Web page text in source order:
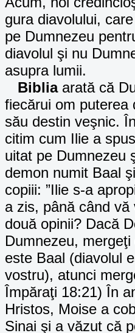
gura diavolului,
pe Dumnezeu
diavolul şi nu
asupra lumii.
Bibliaarată că
fiecărui om puterea
său destin veşnic.
citim cum Ilie a
uitat pe Dumnezeu
demon numit Baal
copiii: ”Ilie s-a
a zis, până când
două opinii? Dacă
Dumnezeu,
este Baal (diavolul
vostru), atunci
Împăraţi 18:21) În
Hristos, Moise a
Sinai şi a văzut că